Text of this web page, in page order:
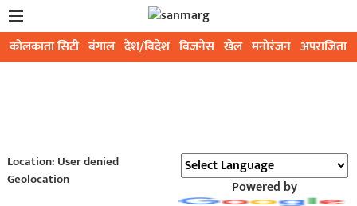
कोलकाता सिटी बंगाल देश/विदेश बिजनेस खेल मनोरंजन अपराजिता
Location: User denied
Geolocation
Powered by